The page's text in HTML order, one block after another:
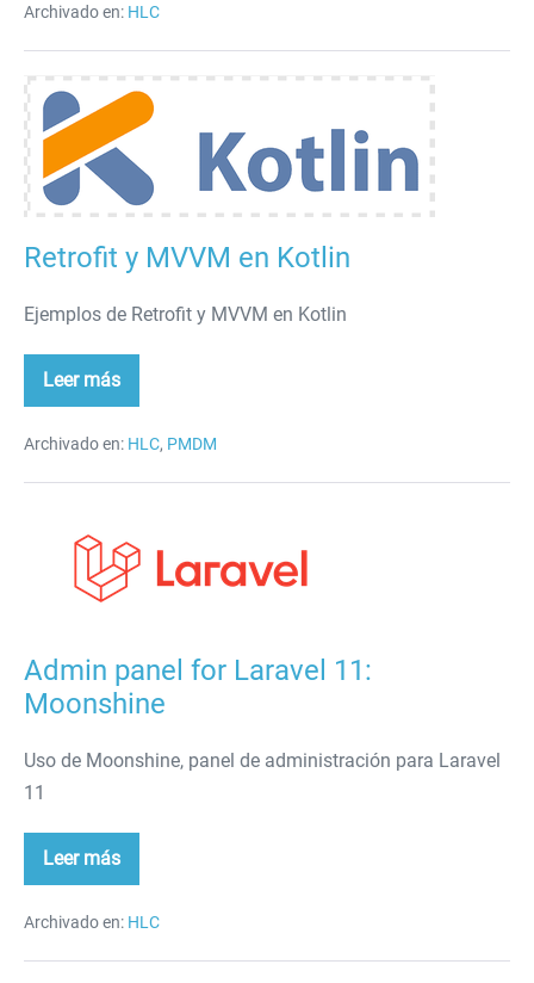
datos
JSON
Retrofit
Archivado en: HLC
Retrofit
y
MVVM
en
Kotlin
Retrofit y MVVM en Kotlin
Ejemplos de Retrofit y MVVM en Kotlin
Leer más
Retrofit
y
en
Archivado en: HLC, PMDM
Moonshine
Admin panel for Laravel 11:
Moonshine
Uso de Moonshine, panel de administración para Laravel
11
Leer más
Admin
panel
Laravel
Moonshine
Archivado en: HLC